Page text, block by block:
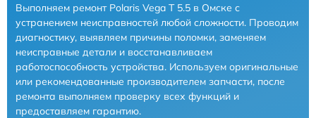
Выполняем ремонт Polaris Vega T 5.5 в Омске с
устранением неисправностей любой сложности. Проводим
диагностику, выявляем причины поломки, заменяем
неисправные детали и восстанавливаем
работоспособность устройства. Используем оригинальные
или рекомендованные производителем запчасти, после
ремонта выполняем проверку всех функций и
предоставляем гарантию.